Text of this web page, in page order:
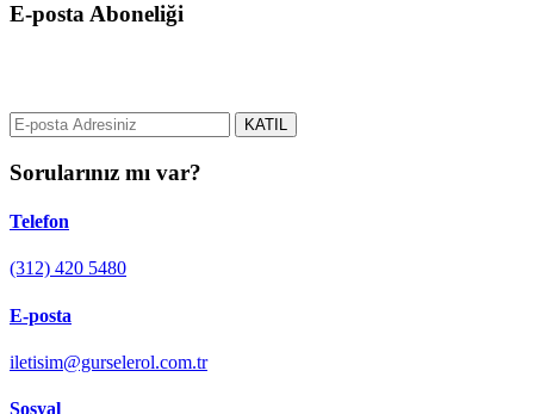
E-posta Aboneliği
KATIL
Sorularınız mı var?
Telefon
(312) 420 5480
E-posta
iletisim@gurselerol.com.tr
Sosyal